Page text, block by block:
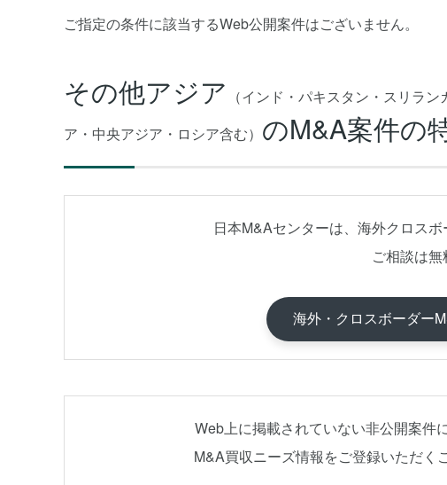
ご指定の条件に該当するWeb公開案件はございません。
その他アジア （インド・パキスタン・スリラ
ア・中央アジア・ロシア含む） のM&A案件の
日本M&Aセンターは、海外クロスボ
ご相談は無
海外・クロスボーダー
Web上に掲載されていない非公開案件
M&A買収ニーズ情報をご登録いただく